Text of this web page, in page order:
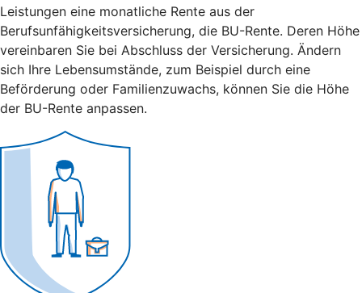
Leistungen eine monatliche Rente aus der
Berufsunfähigkeitsversicherung, die BU-Rente. Deren Höhe
vereinbaren Sie bei Abschluss der Versicherung. Ändern
sich Ihre Lebensumstände, zum Beispiel durch eine
Beförderung oder Familienzuwachs, können Sie die Höhe
der BU-Rente anpassen.